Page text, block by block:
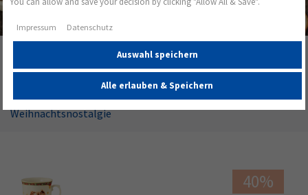
Alle Geschirrserien
Summer Sale
Marie-Luise Weihnachtsnostalgie
Marieluise Becher mit Henkel 0,27 l
Weihnachtsnostalgie
40%
Impressum Datenschutz
Auswahl speichern
Alle erlauben & Speichern